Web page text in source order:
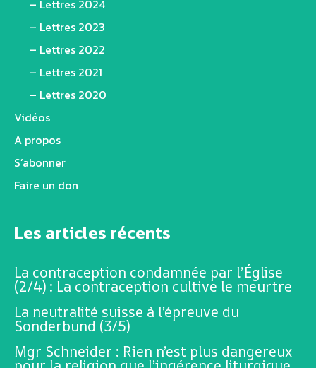
– Lettres 2024
– Lettres 2023
– Lettres 2022
– Lettres 2021
– Lettres 2020
Vidéos
A propos
S’abonner
Faire un don
Les articles récents
La contraception condamnée par l’Église
(2/4) : La contraception cultive le meurtre
La neutralité suisse à l’épreuve du
Sonderbund (3/5)
Mgr Schneider : Rien n’est plus dangereux